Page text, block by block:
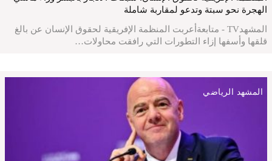
الهجرة نحو سبتة وتدعو لمقاربة شاملة
المشهدTV - متابعةأعربت المنظمة الإفريقية لحقوق الإنسان عن بالغ
قلقها وأسفها إزاء التطورات التي رافقت محاولات…
المشهد الرياضي